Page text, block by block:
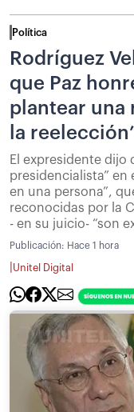
Política
Rodríguez
que Paz
plantear una
la
El expresidente dijo
presidencialista” en
en una persona”,
reconocidas por la
- en su juicio- “son
Publicación: Hace 1 hora
Unitel Digital